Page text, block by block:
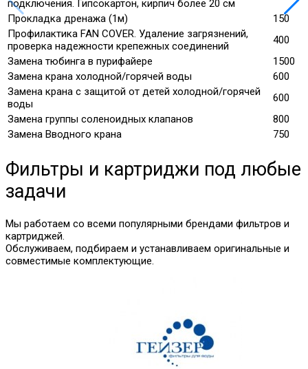
подключения. Гипсокартон, кирпич более 20 см
Прокладка дренажа (1м)
150
Профилактика FAN COVER. Удаление загрязнений,
проверка надежности крепежных соединений
400
Замена тюбинга в пурифайере
1500
Замена крана холодной/горячей воды
600
Замена крана с защитой от детей холодной/горячей
воды
600
Замена группы соленоидных клапанов
800
Замена Вводного крана
750
Фильтры и картриджи под любые
задачи
Мы работаем со всеми популярными брендами фильтров и
картриджей.
Обслуживаем, подбираем и устанавливаем оригинальные и
совместимые комплектующие.